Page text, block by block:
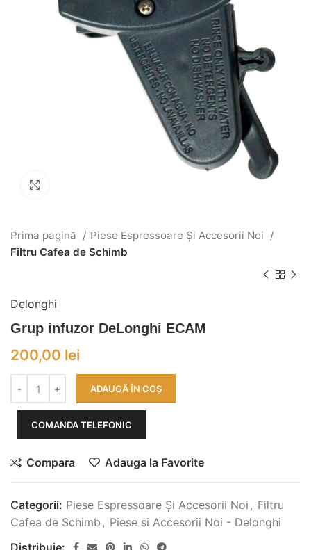
Prima pagină
Piese Espressoare Și Accesorii Noi
Filtru Cafea de Schimb
Delonghi
Grup infuzor DeLonghi ECAM
200,00 lei
ADAUGĂ ÎN COȘ
COMANDA TELEFONIC
Compara Adauga la Favorite
Categorii: Piese Espressoare Și Accesorii Noi , Filtru
Cafea de Schimb , Piese si Accesorii Noi - Delonghi
Distribuie: